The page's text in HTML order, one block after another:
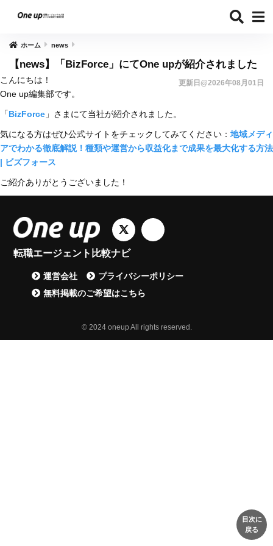
ホーム news
【news】「BizForce」にてOne upが紹介されました
更新日@2026年08月01日
こんにちは！
One up編集部です。
「BizForce 」さまにて当社が紹介されました。
気になる方はぜひ公式サイトをチェックしてみてください： 地域メディ
アでわかる徹底解説！種類や運営から収益化まで成果を最大化する方法
| ビズフォース
ご紹介ありがとうございました！
目次に
戻る
転職エージェント比較ナビ
運営会社
プライバシーポリシー
無料掲載のご希望はこちら
© 2024 oneup All rights reserved.